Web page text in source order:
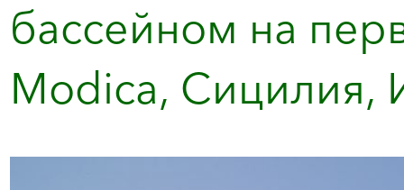
бассейном на
Modica, Сицилия,